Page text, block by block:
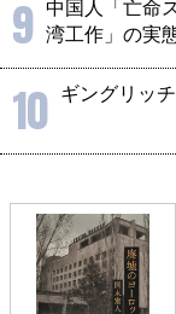
9 中国人「亡命
湾工作」の実
10 ギングリッ